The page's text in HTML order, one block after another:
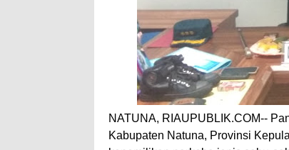
NATUNA, RIAUPUBLIK.COM--
Kabupaten Natuna, Provinsi